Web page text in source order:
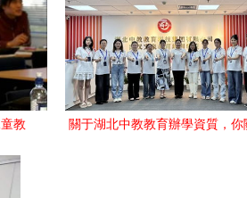
教
關于湖北中教教育辦學資質，你